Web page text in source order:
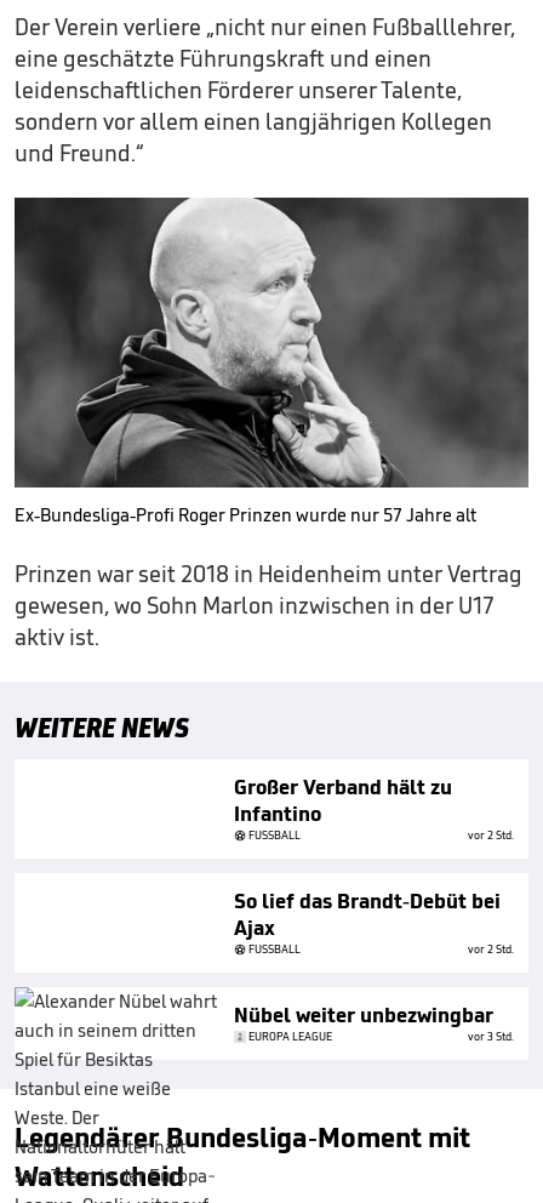
Der Verein verliere „nicht nur einen Fußballlehrer,
eine geschätzte Führungskraft und einen
leidenschaftlichen Förderer unserer Talente,
sondern vor allem einen langjährigen Kollegen
und Freund.“
Ex-Bundesliga-Profi Roger Prinzen wurde nur 57 Jahre alt
Prinzen war seit 2018 in Heidenheim unter Vertrag
gewesen, wo Sohn Marlon inzwischen in der U17
aktiv ist.
WEITERE NEWS
Großer Verband hält zu
Infantino
FUSSBALL vor 2 Std.
So lief das Brandt-Debüt bei
Ajax
FUSSBALL vor 2 Std.
Nübel weiter unbezwingbar
EUROPA LEAGUE vor 3 Std.
Legendärer Bundesliga-Moment mit
Wattenscheid